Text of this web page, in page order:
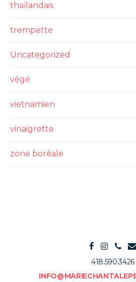
thaïlandais
trempette
Uncategorized
végé
vietnamien
vinaigrette
zone boréale
418.590.3426